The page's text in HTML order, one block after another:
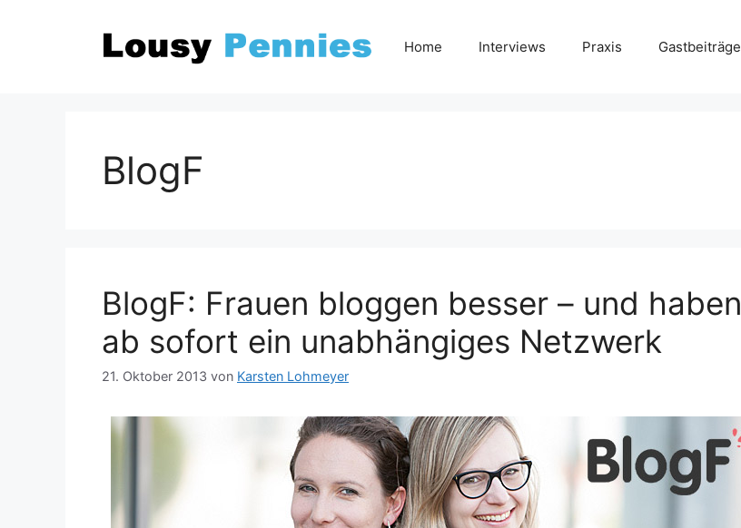
Home Interviews Praxis Gastbeiträge
BlogF
BlogF: Frauen bloggen besser – und haben
ab sofort ein unabhängiges Netzwerk
21. Oktober 2013 von Karsten Lohmeyer